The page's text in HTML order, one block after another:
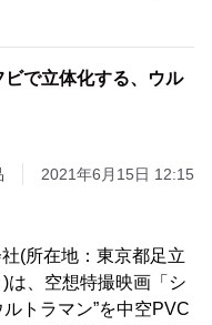
で立体化する、ウル
2021年6月15日 12:15
(所在地：東京都足立
は、空想特撮映画「シ
トラマン”を中空PVC